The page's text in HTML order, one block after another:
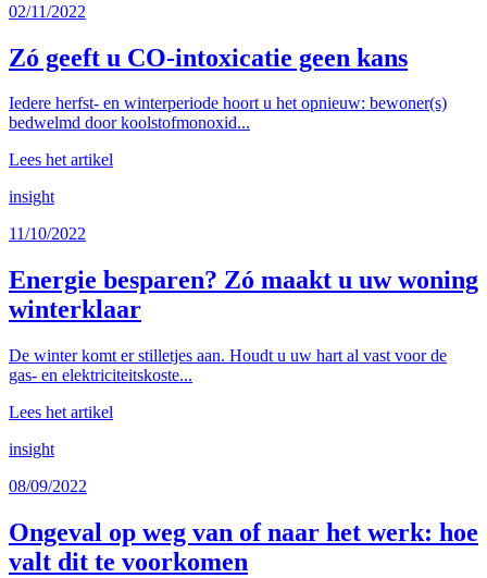
02/11/2022
Zó geeft u CO-intoxicatie geen kans
Iedere herfst- en winterperiode hoort u het opnieuw: bewoner(s)
bedwelmd door koolstofmonoxid...
Lees het artikel
insight
11/10/2022
Energie besparen? Zó maakt u uw woning
winterklaar
De winter komt er stilletjes aan. Houdt u uw hart al vast voor de
gas- en elektriciteitskoste...
Lees het artikel
insight
08/09/2022
Ongeval op weg van of naar het werk: hoe
valt dit te voorkomen